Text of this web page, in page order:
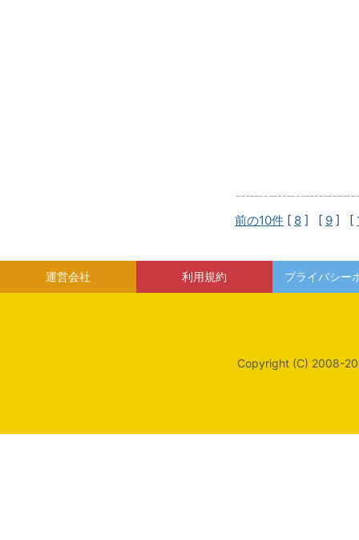
前の10件 [ 8 ] [ 9 ] [
運営会社 利用規約 プライバシー
Copyright (C) 2008-